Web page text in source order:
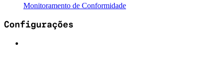
Monitoramento de Conformidade
Configurações